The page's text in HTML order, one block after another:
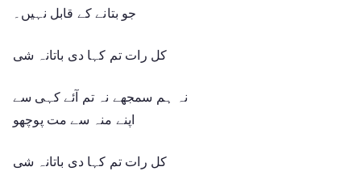
جو بتانے کے قابل نہیں۔
کل رات تم کہا دی باتانہ شی
نہ ہم سمجھے نہ تم آئے کہی سے
اپنے منہ سے مت پوچھو
کل رات تم کہا دی باتانہ شی